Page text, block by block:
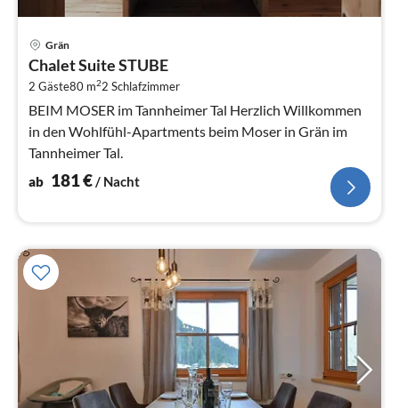
Grän
Chalet Suite STUBE
2 Gäste80 m22 Schlafzimmer
BEIM MOSER im Tannheimer Tal Herzlich Willkommen
in den Wohlfühl-Apartments beim Moser in Grän im
Tannheimer Tal.
ab 181€/ Nacht